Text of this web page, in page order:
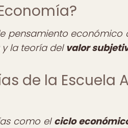
pensamiento económico
la teoría del valor
de la Escuela
como el ciclo